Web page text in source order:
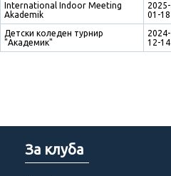
International Indoor Meeting
Akademik
2025-
01-18
Детски коледен турнир
"Академик"
2024-
12-14
За клуба